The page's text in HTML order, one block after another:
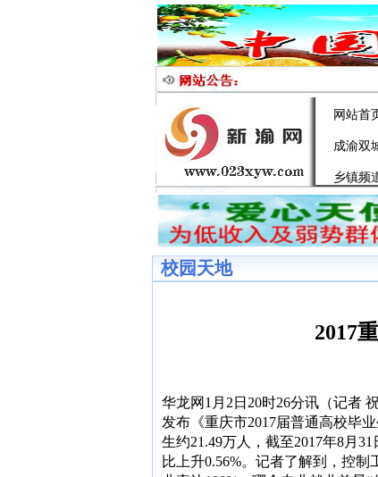
网站首
成渝双
乡镇频
校园天地
2017
华龙网1月2日20时26分讯（记者
发布《重庆市2017届普通高校毕
生约21.49万人，截至2017年8月
比上升0.56%。记者了解到，控